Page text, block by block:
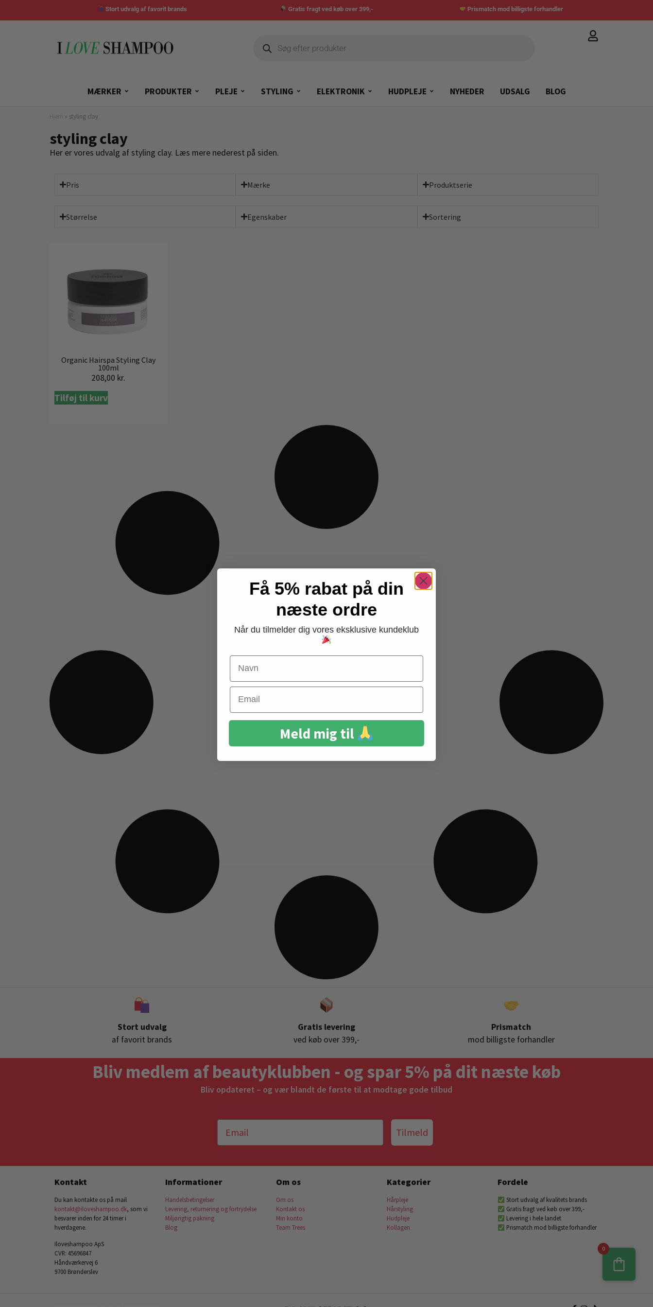
Stort udvalg af favorit brands Gratis fragt ved køb over 399,- Prismatch mod billigste forhandler
MÆRKER PRODUKTER PLEJE STYLING ELEKTRONIK HUDPLEJE NYHEDER UDSALG BLOG
» styling clay
styling clay
Her er vores udvalg af styling clay. Læs mere nederest på siden.
Pris Mærke Produktserie
Størrelse Egenskaber Sortering
Organic Hairspa Styling Clay
100ml
208,00 kr.
Tilføj til kurv
Stort udvalg
af favorit brands
Gratis levering
ved køb over 399,-
Prismatch
mod billigste forhandler
Bliv medlem af beautyklubben - og spar 5% på dit næste køb
Bliv opdateret – og vær blandt de første til at modtage gode tilbud
Tilmeld
Kontakt
Du kan kontakte os på mail
kontakt@iloveshampoo.dk, som vi
besvarer inden for 24 timer i
hverdagene.
Iloveshampoo ApS
CVR: 45696847
Håndværkervej 6
9700 Brønderslev
Informationer
Handelsbetingelser
Levering, returnering og fortrydelse
Miljørigtig pakning
Blog
Om os
Om os
Kontakt os
Min konto
Team Trees
Kategorier
Hårpleje
Hårstyling
Hudpleje
Kollagen
Fordele
Stort udvalg af kvalitets brands
Gratis fragt ved køb over 399,-
Levering i hele landet
Prismatch mod billigste forhandler
0
Få 5% rabat på din
næste ordre
Når du tilmelder dig vores eksklusive kundeklub
Navn
Email
Meld mig til